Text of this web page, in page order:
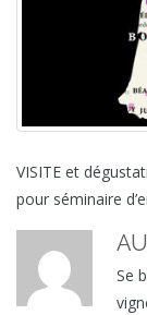
VISITE et
pour séminaire
Se